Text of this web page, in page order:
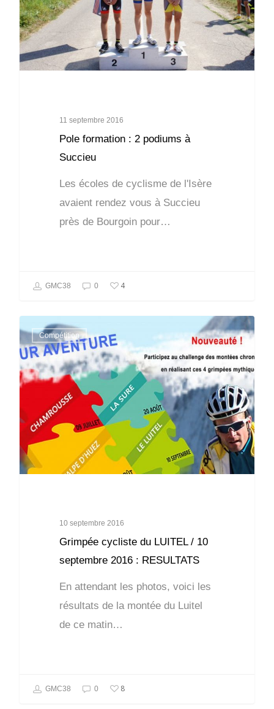
11 septembre 2016
Pole formation : 2 podiums à
Succieu
Les écoles de cyclisme de l'Isère
avaient rendez vous à Succieu
près de Bourgoin pour…
GMC38 0 4
Compétition
10 septembre 2016
Grimpée cycliste du LUITEL / 10
septembre 2016 : RESULTATS
En attendant les photos, voici les
résultats de la montée du Luitel
de ce matin…
GMC38 0 8